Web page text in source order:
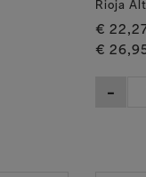
Rioja
€
€